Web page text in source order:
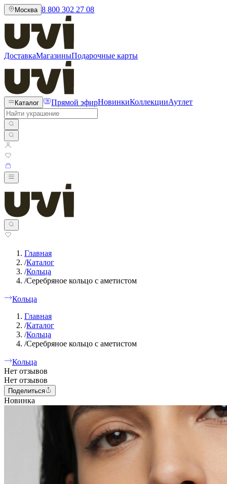
Москва 8 800 302 27 08
ДоставкаМагазиныПодарочные карты
Каталог Прямой эфирНовинкиКоллекцииАутлет
Главная
/Каталог
/Кольца
/Серебряное кольцо с аметистом
Кольца
Главная
/Каталог
/Кольца
/Серебряное кольцо с аметистом
Кольца
Нет отзывов
Нет отзывов
Поделиться
Новинка